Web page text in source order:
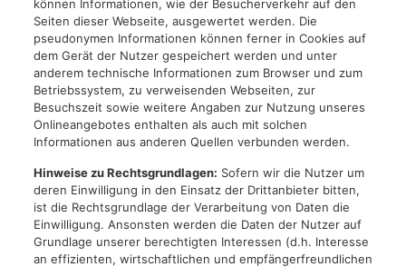
können Informationen, wie der Besucherverkehr auf den
Seiten dieser Webseite, ausgewertet werden. Die
pseudonymen Informationen können ferner in Cookies auf
dem Gerät der Nutzer gespeichert werden und unter
anderem technische Informationen zum Browser und zum
Betriebssystem, zu verweisenden Webseiten, zur
Besuchszeit sowie weitere Angaben zur Nutzung unseres
Onlineangebotes enthalten als auch mit solchen
Informationen aus anderen Quellen verbunden werden.
Hinweise zu Rechtsgrundlagen: Sofern wir die Nutzer um
deren Einwilligung in den Einsatz der Drittanbieter bitten,
ist die Rechtsgrundlage der Verarbeitung von Daten die
Einwilligung. Ansonsten werden die Daten der Nutzer auf
Grundlage unserer berechtigten Interessen (d.h. Interesse
an effizienten, wirtschaftlichen und empfängerfreundlichen